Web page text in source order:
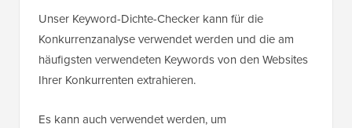
Unser Keyword-Dichte-Checker kann für die
Konkurrenzanalyse verwendet werden und die am
häufigsten verwendeten Keywords von den Websites
Ihrer Konkurrenten extrahieren.
Es kann auch verwendet werden, um